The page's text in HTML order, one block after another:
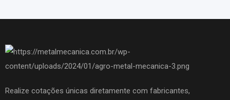
Realize cotações únicas diretamente com fabricantes,